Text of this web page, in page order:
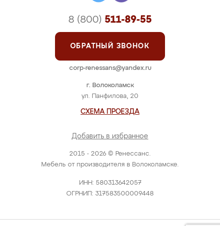
2015 - 2026 © Ренессанс.
Мебель от производителя в Волоколамске.
ИНН: 580313642057
ОГРНИП: 317583500009448
г. Волоколамск
ул. Панфилова, 20
СХЕМА ПРОЕЗДА
Добавить в избранное
8 (800) 511-89-55
ОБРАТНЫЙ ЗВОНОК
corp-renessans@yandex.ru